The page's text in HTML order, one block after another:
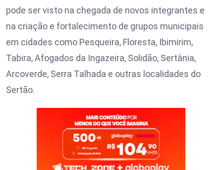
pode ser visto na chegada de novos integrantes e
na criação e fortalecimento de grupos municipais
em cidades como Pesqueira, Floresta, Ibimirim,
Tabira, Afogados da Ingazeira, Solidão, Sertânia,
Arcoverde, Serra Talhada e outras localidades do
Sertão.